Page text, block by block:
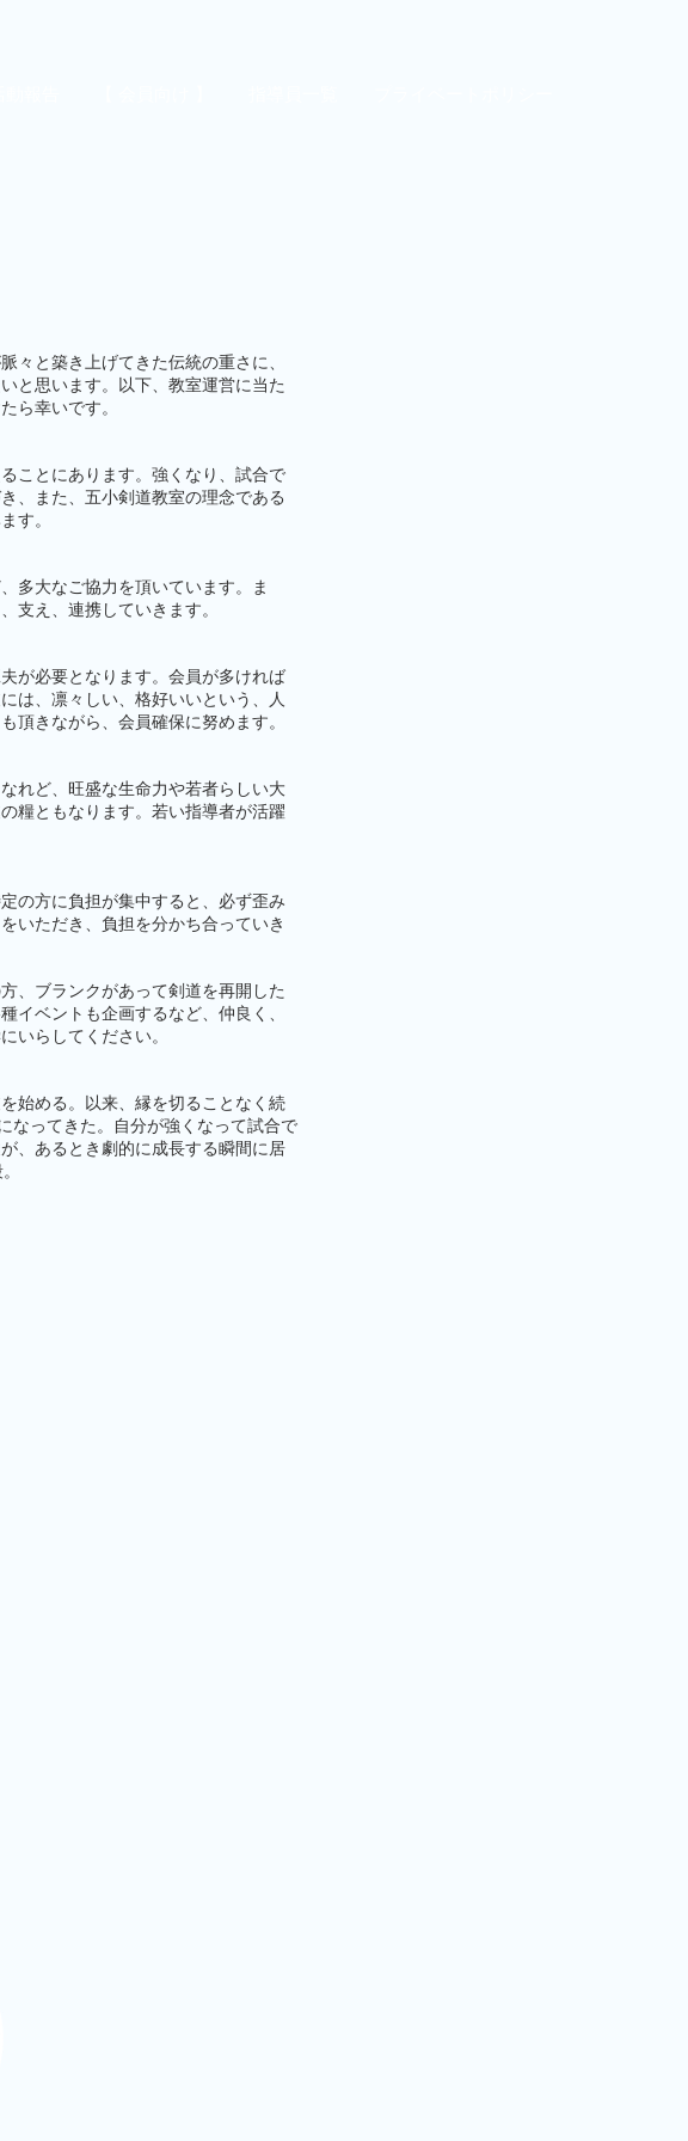
と築き上げてきた伝統の重さに、
と思います。以下、教室運営に当た
ら幸いです。
ことにあります。強くなり、試合で
、また、五小剣道教室の理念である
す。
多大なご協力を頂いています。ま
支え、連携していきます。
が必要となります。会員が多ければ
は、凛々しい、格好いいという、人
頂きながら、会員確保に努めます。
れど、旺盛な生命力や若者らしい大
糧ともなります。若い指導者が活躍
の方に負担が集中すると、必ず歪み
いただき、負担を分かち合っていき
、ブランクがあって剣道を再開した
イベントも企画するなど、仲良く、
いらしてください。
始める。以来、縁を切ることなく続
なってきた。自分が強くなって試合で
、あるとき劇的に成長する瞬間に居